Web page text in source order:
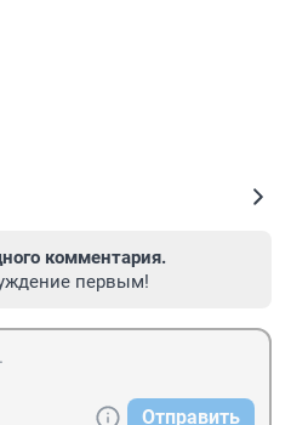
комментария.
первым!
Отправить